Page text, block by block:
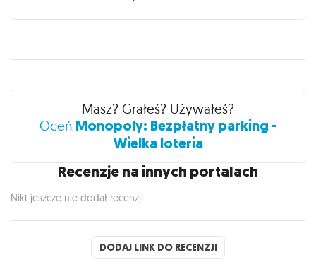
Recenzje
Masz? Grałeś? Używałeś?
Oceń Monopoly: Bezpłatny parking -
Wielka loteria
Recenzje na innych portalach
Nikt jeszcze nie dodał recenzji.
DODAJ LINK DO RECENZJI